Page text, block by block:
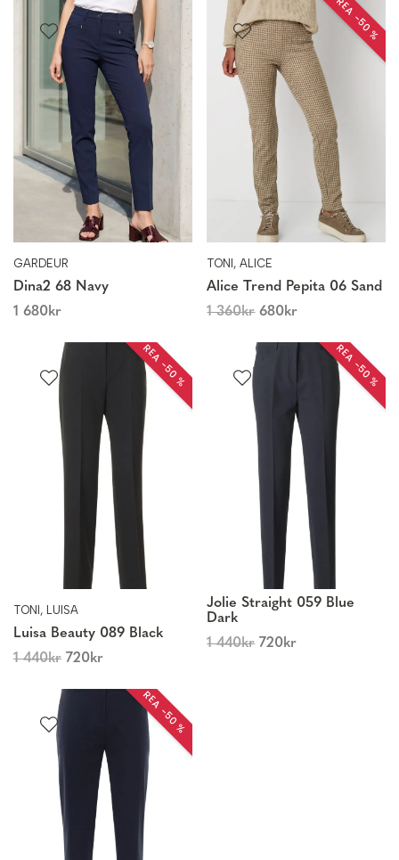
GARDEUR
Dina2 68 Navy
1 680kr
REA −50 %
TONI, ALICE
Alice Trend Pepita 06 Sand
1 360kr 680kr
REA −50 %
TONI, LUISA
Luisa Beauty 089 Black
1 440kr 720kr
REA −50 %
Jolie Straight 059 Blue
Dark
1 440kr 720kr
REA −50 %